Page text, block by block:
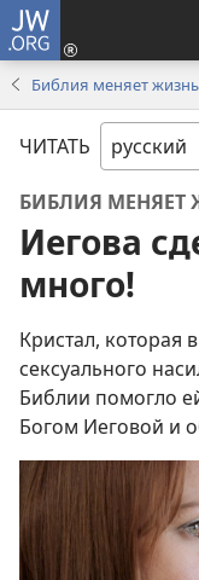
JW.ORG
Библия меняет жизнь
ЧИТАТЬ
БИБЛИЯ МЕНЯЕТ
Иегова
много!
Кристал, которая
сексуального
Библии помогло
Богом Иеговой и